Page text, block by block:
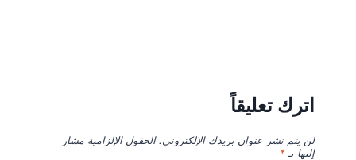
اترك تعليقاً
لن يتم نشر عنوان بريدك الإلكتروني. الحقول الإلزامية مشار
إليها بـ*